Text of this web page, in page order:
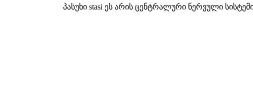
პასუხი stasi ეს არის ცენტრალური ნერვული